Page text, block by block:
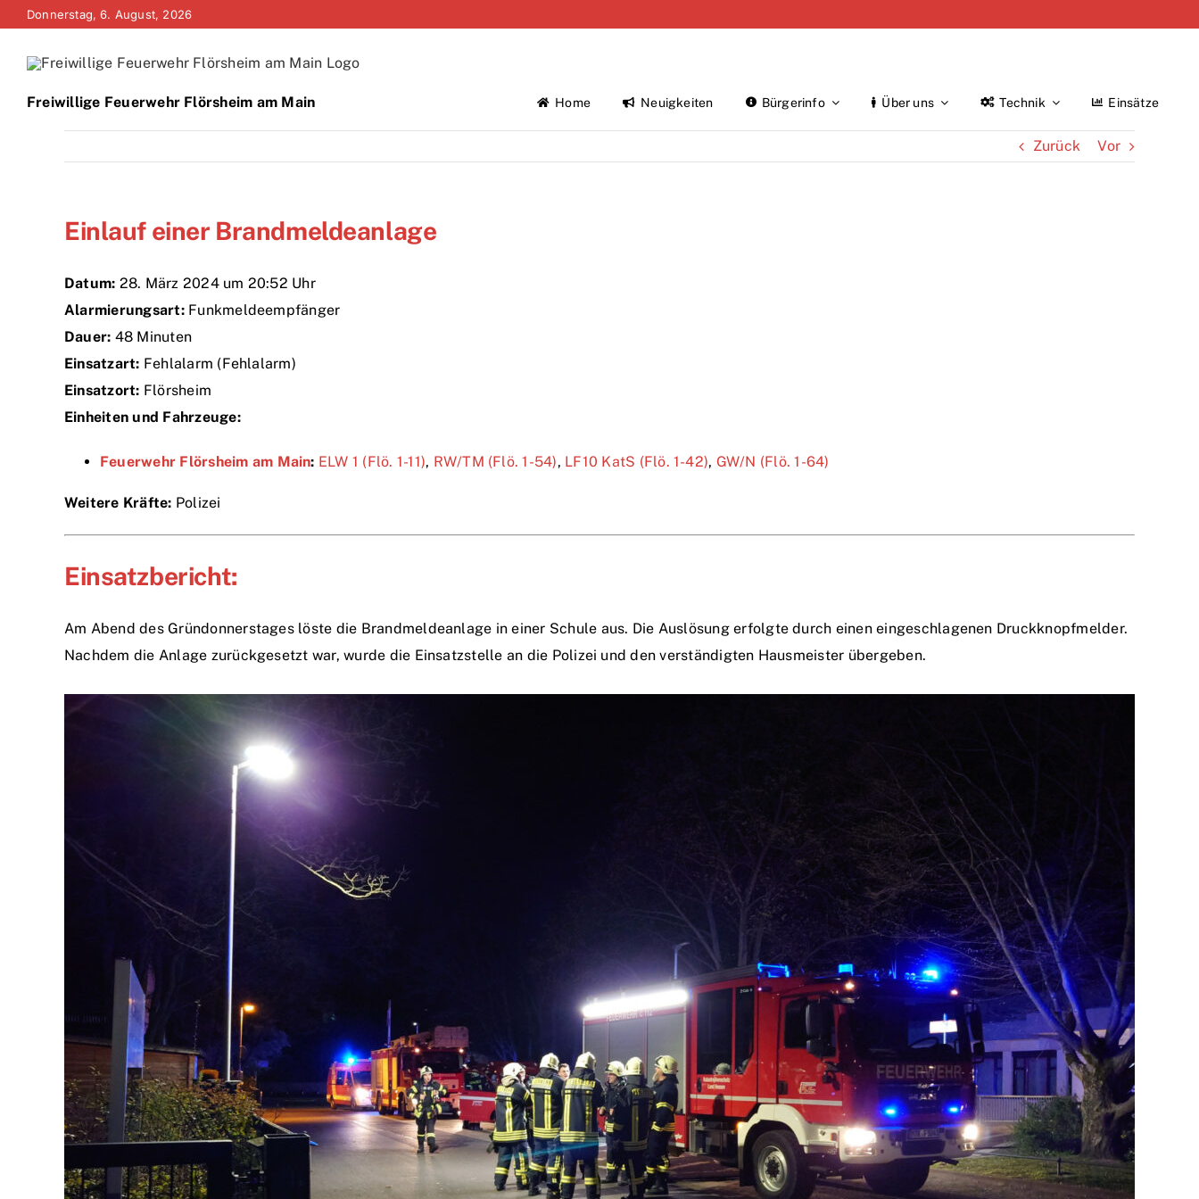
Zum
springen
Donnerstag, 6. August, 2026
Freiwillige Feuerwehr Flörsheim am Main Home Neuigkeiten Bürgerinfo Über uns Technik Einsätze
Zurück Vor
Einlauf einer Brandmeldeanlage
Datum: 28. März 2024 um 20:52 Uhr
Alarmierungsart:Funkmeldeempfänger
Dauer: 48 Minuten
Einsatzart: Fehlalarm (Fehlalarm)
Einsatzort: Flörsheim
Einheiten und Fahrzeuge:
Feuerwehr Flörsheim am Main: ELW 1 (Flö. 1-11), RW/TM (Flö. 1-54), LF10 KatS (Flö. 1-42), GW/N (Flö. 1-64)
Weitere Kräfte: Polizei
Einsatzbericht:
Am Abend des Gründonnerstages löste die Brandmeldeanlage in einer Schule aus. Die Auslösung erfolgte durch einen eingeschlagenen Druckknopfmelder.
Nachdem die Anlage zurückgesetzt war, wurde die Einsatzstelle an die Polizei und den verständigten Hausmeister übergeben.